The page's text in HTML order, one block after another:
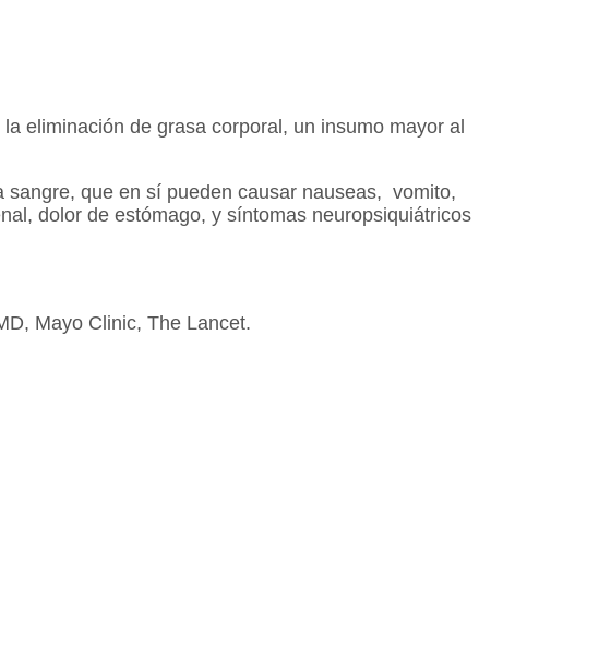
eliminación de grasa corporal, un insumo mayor al
que en sí pueden causar nauseas, vomito,
dolor de estómago, y síntomas neuropsiquiátricos
Mayo Clinic, The Lancet.